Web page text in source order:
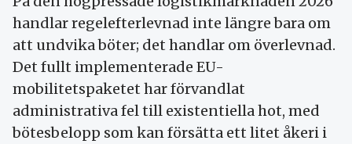
handlar regelefterlevnad inte längre bara om
att undvika böter; det handlar om överlevnad.
Det fullt implementerade EU-
mobilitetspaketet har förvandlat
administrativa fel till existentiella hot, med
bötesbelopp som kan försätta ett litet åkeri i